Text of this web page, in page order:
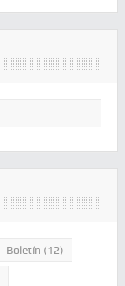
Boletín (12)